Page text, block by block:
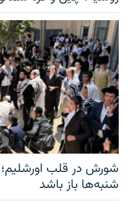
شورش در قلب
شنبه‌ها باز باشد